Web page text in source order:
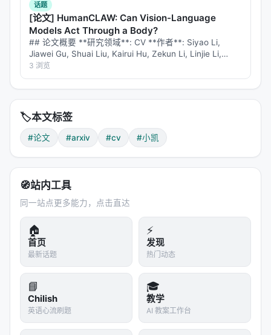
话题
[论文] HumanCLAW: Can Vision-Language
Models Act Through a Body?
## 论文概要 **研究领域**: CV **作者**: Siyao Li,
Jiawei Gu, Shuai Liu, Kairui Hu, Zekun Li, Linjie Li,
Chengcheng Tang, Po-Chen W…
3 浏览
🏷️本文标签
#论文 #arxiv #cv #小凯
🧭站内工具
同一站点更多能力，点击直达
🏠
首页
最新话题
⚡
发现
热门动态
📘
Chilish
英语心流刷题
🎓
教学
AI 教案工作台